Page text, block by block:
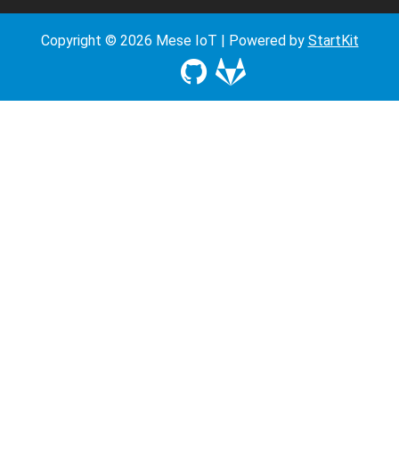
Copyright © 2026 Mese IoT | Powered by StartKit